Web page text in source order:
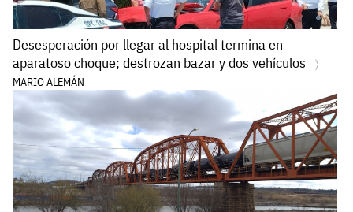
Desesperación por llegar al hospital termina en
aparatoso choque; destrozan bazar y dos vehículos
MARIO ALEMÁN